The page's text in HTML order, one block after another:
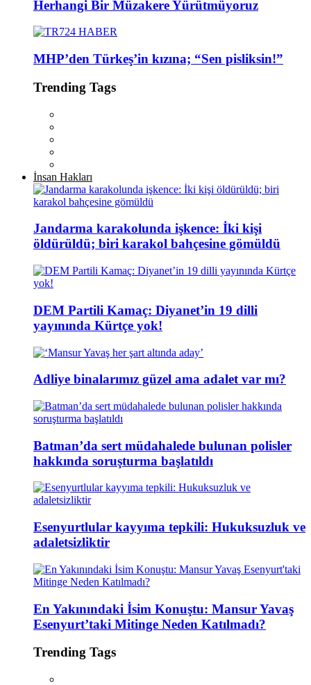
Herhangi Bir Müzakere Yürütmüyoruz
MHP’den Türkeş’in kızına; “Sen pisliksin!”
Trending Tags
İnsan Hakları
Jandarma karakolunda işkence: İki kişi
öldürüldü; biri karakol bahçesine gömüldü
DEM Partili Kamaç: Diyanet’in 19 dilli
yayınında Kürtçe yok!
Adliye binalarımız güzel ama adalet var mı?
Batman’da sert müdahalede bulunan polisler
hakkında soruşturma başlatıldı
Esenyurtlular kayyıma tepkili: Hukuksuzluk ve
adaletsizliktir
En Yakınındaki İsim Konuştu: Mansur Yavaş
Esenyurt’taki Mitinge Neden Katılmadı?
Trending Tags